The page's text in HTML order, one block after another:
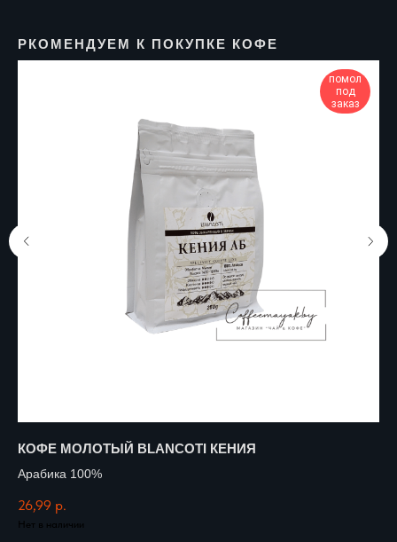
РКОМЕНДУЕМ К ПОКУПКЕ КОФЕ
помол
под
заказ
КОФЕ МОЛОТЫЙ BLANCOTI КЕНИЯ
Арабика 100%
26,99 р.
Нет в наличии